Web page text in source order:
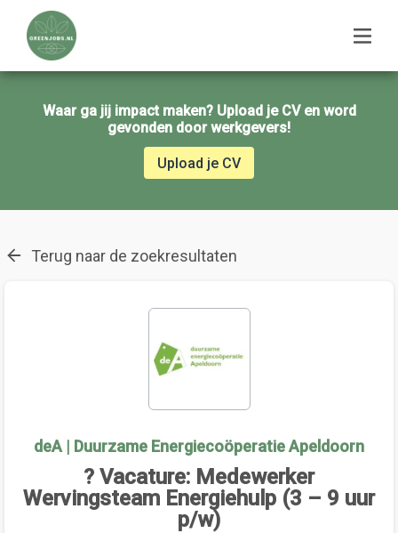
Waar ga jij impact maken? Upload je CV en word
gevonden door werkgevers!
Upload je CV
Terug naar de zoekresultaten
deA | Duurzame Energiecoöperatie Apeldoorn
? Vacature: Medewerker
Wervingsteam Energiehulp (3 – 9 uur
p/w)